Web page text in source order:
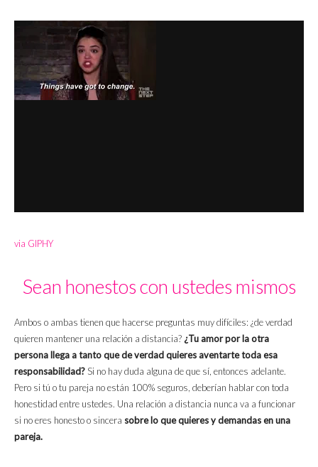
via GIPHY
Sean honestos con ustedes mismos
Ambos o ambas tienen que hacerse preguntas muy difíciles: ¿de verdad
quieren mantener una relación a distancia? ¿Tu amor por la otra
persona llega a tanto que de verdad quieres aventarte toda esa
responsabilidad? Si no hay duda alguna de que sí, entonces adelante.
Pero si tú o tu pareja no están 100% seguros, deberían hablar con toda
honestidad entre ustedes. Una relación a distancia nunca va a funcionar
si no eres honesto o sincera sobre lo que quieres y demandas en una
pareja.